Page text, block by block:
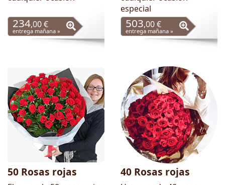
234,00 €
entrega mañana »
especial
503,00 €
entrega mañana »
50 Rosas rojas 40 Rosas rojas